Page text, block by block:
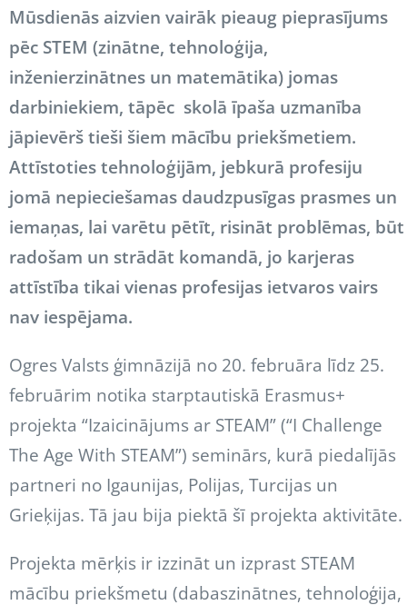
Mūsdienās aizvien vairāk pieaug pieprasījums
pēc STEM (zinātne, tehnoloģija,
inženierzinātnes un matemātika) jomas
darbiniekiem, tāpēc skolā īpaša uzmanība
jāpievērš tieši šiem mācību priekšmetiem.
Attīstoties tehnoloģijām, jebkurā profesiju
jomā nepieciešamas daudzpusīgas prasmes un
iemaņas, lai varētu pētīt, risināt problēmas, būt
radošam un strādāt komandā, jo karjeras
attīstība tikai vienas profesijas ietvaros vairs
nav iespējama.
Ogres Valsts ģimnāzijā no 20. februāra līdz 25.
februārim notika starptautiskā Erasmus+
projekta “Izaicinājums ar STEAM” (“I Challenge
The Age With STEAM”) seminārs, kurā piedalījās
partneri no Igaunijas, Polijas, Turcijas un
Grieķijas. Tā jau bija piektā šī projekta aktivitāte.
Projekta mērķis ir izzināt un izprast STEAM
mācību priekšmetu (dabaszinātnes, tehnoloģija,